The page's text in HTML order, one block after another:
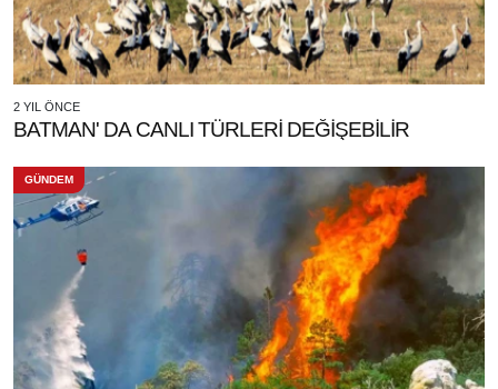
2 YIL ÖNCE
BATMAN' DA CANLI TÜRLERİ DEĞİŞEBİLİR
GÜNDEM